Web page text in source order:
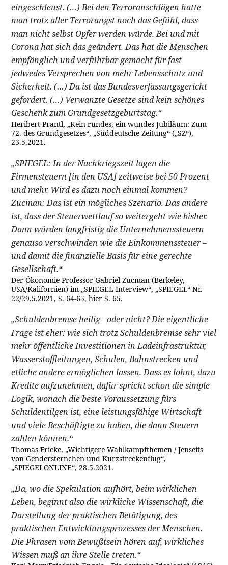
eingeschleust. (…) Bei den Terroranschlägen hatte
man trotz aller Terrorangst noch das Gefühl, dass
man nicht selbst Opfer werden würde. Bei und mit
Corona hat sich das geändert. Das hat die Menschen
empfänglich und verführbar gemacht für fast
jedwedes Versprechen von mehr Lebensschutz und
Sicherheit. (…) Da ist das Bundesverfassungsgericht
gefordert. (…) Verwanzte Gesetze sind kein schönes
Geschenk zum Grundgesetzgeburtstag.“
Heribert Prantl, „Kein rundes, ein wundes Jubiläum: Zum
72. des Grundgesetzes“, „Süddeutsche Zeitung“ („SZ“),
23.5.2021.
„SPIEGEL: In der Nachkriegszeit lagen die
Firmensteuern [in den USA] zeitweise bei 50 Prozent
und mehr. Wird es dazu noch einmal kommen?
Zucman: Das ist ein mögliches Szenario. Das andere
ist, dass der Steuerwettlauf so weitergeht wie bisher.
Dann würden langfristig die Unternehmenssteuern
genauso verschwinden wie die Einkommenssteuer –
und damit die finanzielle Basis für eine gerechte
Gesellschaft.“
Der Ökonomie-Professor Gabriel Zucman (Berkeley,
USA/Kalifornien) im „SPIEGEL-Interview“, „SPIEGEL“ Nr.
22/29.5.2021, S. 64-65, hier S. 65.
„Schuldenbremse heilig - oder nicht? Die eigentliche
Frage ist eher: wie sich trotz Schuldenbremse sehr viel
mehr öffentliche Investitionen in Ladeinfrastruktur,
Wasserstoffleitungen, Schulen, Bahnstrecken und
etliche andere ermöglichen lassen. Dass es lohnt, dazu
Kredite aufzunehmen, dafür spricht schon die simple
Logik, wonach die beste Voraussetzung fürs
Schuldentilgen ist, eine leistungsfähige Wirtschaft
und viele Beschäftigte zu haben, die dann Steuern
zahlen können.“
Thomas Fricke, „Wichtigere Wahlkampfthemen / Jenseits
von Gendersternchen und Kurzstreckenflug“,
„SPIEGELONLINE“, 28.5.2021.
„Da, wo die Spekulation aufhört, beim wirklichen
Leben, beginnt also die wirkliche Wissenschaft, die
Darstellung der praktischen Betätigung, des
praktischen Entwicklungsprozesses der Menschen.
Die Phrasen vom Bewußtsein hören auf, wirkliches
Wissen muß an ihre Stelle treten.“